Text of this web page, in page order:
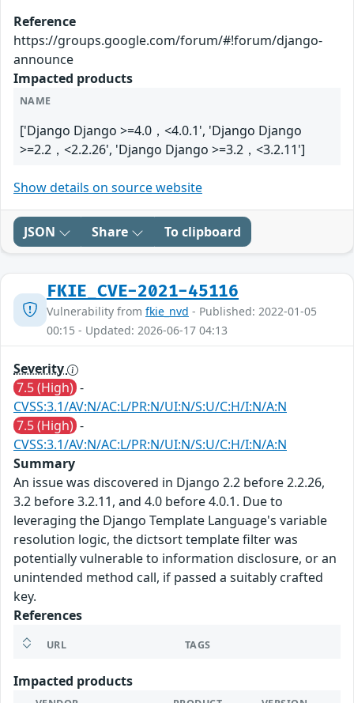
Reference
https://groups.google.com/forum/#!forum/django-
announce
Impacted products
NAME
['Django Django >=4.0，<4.0.1', 'Django Django
>=2.2，<2.2.26', 'Django Django >=3.2，<3.2.11']
Show details on source website
JSON Share To clipboard
FKIE_CVE-2021-45116
Vulnerability from fkie_nvd - Published: 2022-01-05
00:15 - Updated: 2026-06-17 04:13
Severity
7.5 (High) -
CVSS:3.1/AV:N/AC:L/PR:N/UI:N/S:U/C:H/I:N/A:N
7.5 (High) -
CVSS:3.1/AV:N/AC:L/PR:N/UI:N/S:U/C:H/I:N/A:N
Summary
An issue was discovered in Django 2.2 before 2.2.26,
3.2 before 3.2.11, and 4.0 before 4.0.1. Due to
leveraging the Django Template Language's variable
resolution logic, the dictsort template filter was
potentially vulnerable to information disclosure, or an
unintended method call, if passed a suitably crafted
key.
References
URL TAGS
Impacted products